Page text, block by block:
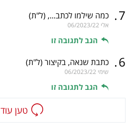
7
. כמה שילמו לכתב..., (ל"ת)
אלי 06/2023/22
הגב לתגובה זו
6
. כתבת שנאה, בקיצור (ל"ת)
שימי 06/2023/22
הגב לתגובה זו
טען עוד